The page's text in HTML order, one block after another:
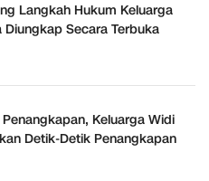
Langkah Hukum Keluarga
Secara Terbuka
Keluarga Widi
Detik-Detik Penangkapan